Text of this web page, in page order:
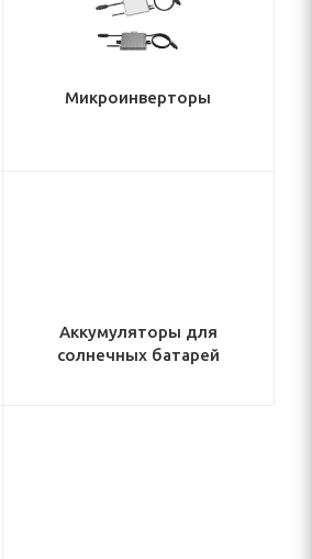
Микроинверторы
Аккумуляторы для
солнечных батарей